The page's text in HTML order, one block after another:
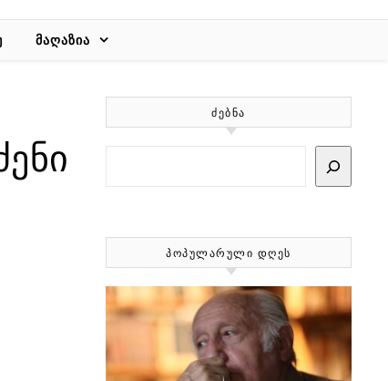
ᲛᲐᲦᲐᲖᲘᲐ
ᲫᲔᲑᲜᲐ
ᲞᲝᲞᲣᲚᲐᲠᲣᲚᲘ ᲓᲦᲔᲡ